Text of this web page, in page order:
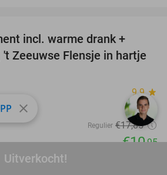
Uitverkocht!
incl. warme drank +
Zeeuwse Flensje in hartje
9.9 star
Regulier €17,85
€10,95
close